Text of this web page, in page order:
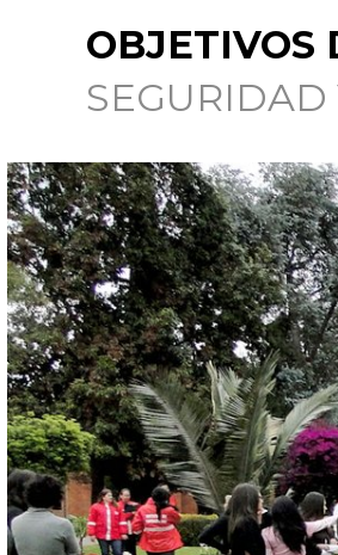
OBJETIVOS